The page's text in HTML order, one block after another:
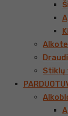
Stiklų